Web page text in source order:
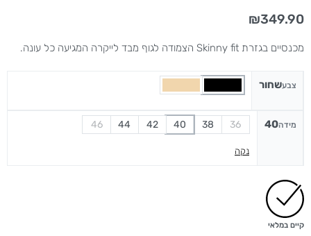
₪349.90
מכנסיים בגזרת Skinny fit הצמודה לגוף מבד לייקרה המגיעה כל עונה.
צבעשחור
מידה40
36
38
40
42
44
46
נקה
קיים במלאי